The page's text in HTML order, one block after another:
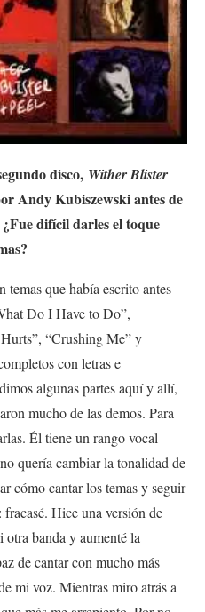
disco, Wither Blister
Andy Kubiszewski antes de
difícil darles el toque
que había escrito antes
Do I Have to Do”,
“Crushing Me” y
con letras e
algunas partes aquí y allí,
mucho de las demos. Para
Él tiene un rango vocal
quería cambiar la tonalidad de
cómo cantar los temas y seguir
Hice una versión de
banda y aumenté la
de cantar con mucho más
mi voz. Mientras miro atrás a